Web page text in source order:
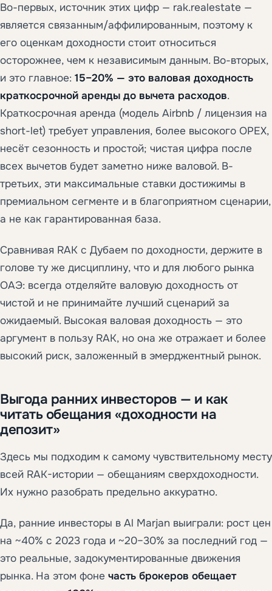
Во-первых, источник этих цифр — rak.realestate —
является связанным/аффилированным, поэтому к
его оценкам доходности стоит относиться
осторожнее, чем к независимым данным. Во-вторых,
и это главное: 15–20% — это валовая доходность
краткосрочной аренды до вычета расходов.
Краткосрочная аренда (модель Airbnb / лицензия на
short-let) требует управления, более высокого OPEX,
несёт сезонность и простой; чистая цифра после
всех вычетов будет заметно ниже валовой. В-
третьих, эти максимальные ставки достижимы в
премиальном сегменте и в благоприятном сценарии,
а не как гарантированная база.
Сравнивая RAK с Дубаем по доходности, держите в
голове ту же дисциплину, что и для любого рынка
ОАЭ: всегда отделяйте валовую доходность от
чистой и не принимайте лучший сценарий за
ожидаемый. Высокая валовая доходность — это
аргумент в пользу RAK, но она же отражает и более
высокий риск, заложенный в эмерджентный рынок.
Выгода ранних инвесторов — и как
читать обещания «доходности на
депозит»
Здесь мы подходим к самому чувствительному месту
всей RAK-истории — обещаниям сверхдоходности.
Их нужно разобрать предельно аккуратно.
Да, ранние инвесторы в Al Marjan выиграли: рост цен
на ~40% с 2023 года и ~20–30% за последний год —
это реальные, задокументированные движения
рынка. На этом фоне часть брокеров обещает